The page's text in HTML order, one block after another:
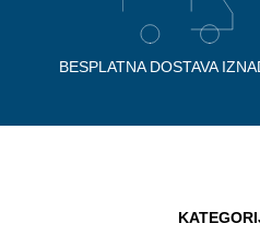
BESPLATNA DOSTAVA